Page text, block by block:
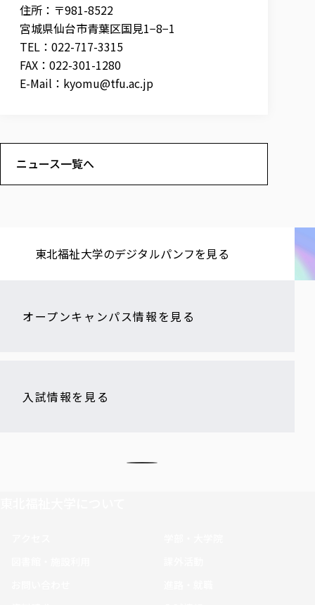
住所：〒981-8522
宮城県仙台市青葉区国見1−8−1
TEL：022-717-3315
FAX：022-301-1280
E-Mail： kyomu@tfu.ac.jp
ニュース一覧へ
東北福祉大学の​デジタルパンフを​見る​
オープンキャンパス情報を見る
入試情報を見る